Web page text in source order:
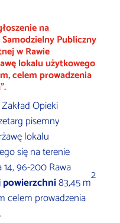
na
Publiczny
w Rawie
lokalu użytkowego
celem prowadzenia
Opieki
pisemny
lokalu
się na terenie
14, 96-200 Rawa
powierzchni83,45 m2
celem prowadzenia